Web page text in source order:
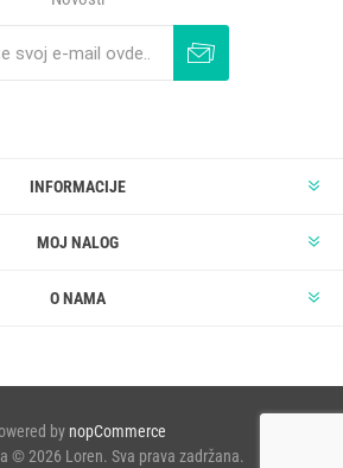
INFORMACIJE
MOJ NALOG
O NAMA
by nopCommerce
© 2026 Loren. Sva prava zadržana.